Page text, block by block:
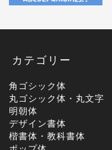
カテゴリー
角ゴシック体
丸ゴシック体・丸文字
明朝体
デザイン書体
楷書体・教科書体